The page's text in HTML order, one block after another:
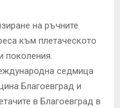
на ръчните
към плетаческото
поколения.
седмица
Благоевград и
в Благоевград в